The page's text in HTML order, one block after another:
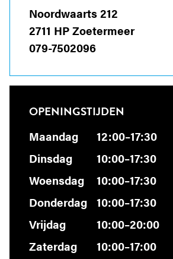
Noordwaarts 212
2711 HP Zoetermeer
079-7502096
OPENINGSTIJDEN
Maandag
12:00–17:30
Dinsdag
10:00–17:30
Woensdag
10:00–17:30
Donderdag 10:00–17:30
Vrijdag
10:00–20:00
Zaterdag
10:00–17:00